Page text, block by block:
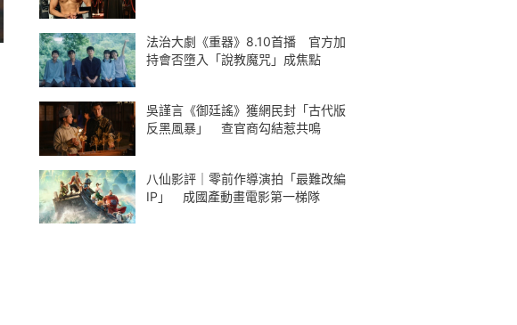
法治大劇《重器》8.10首播 官方加
持會否墮入「說教魔咒」成焦點
吳謹言《御廷謠》獲網民封「古代版
反黑風暴」 查官商勾結惹共鳴
八仙影評｜零前作導演拍「最難改編
IP」 成國產動畫電影第一梯隊